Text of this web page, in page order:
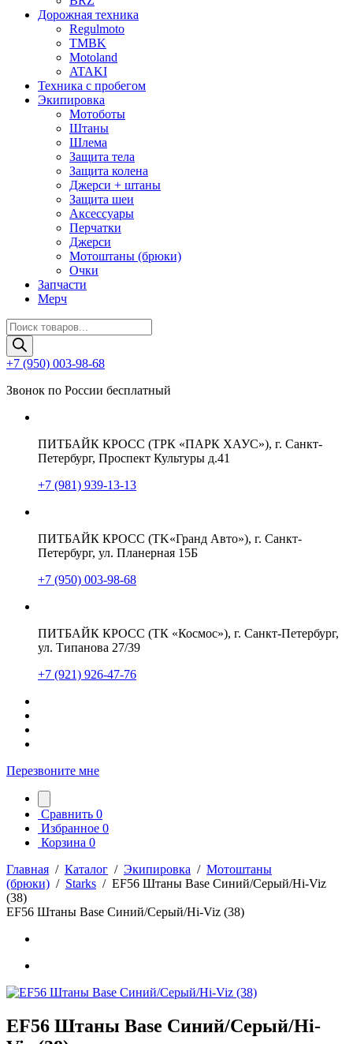
Дорожная техника
Regulmoto
TMBK
Motoland
ATAKI
Техника с пробегом
Экипировка
Мотоботы
Штаны
Шлема
Защита тела
Защита колена
Джерси + штаны
Защита шеи
Аксессуары
Перчатки
Джерси
Мотоштаны (брюки)
Очки
Запчасти
Мерч
Поиск
товаров
+7 (950) 003-98-68
Звонок по России бесплатный
ПИТБАЙК КРОСС (ТРК «ПАРК ХАУС»), г. Санкт-
Петербург, Проспект Культуры д.41
+7 (981) 939-13-13
ПИТБАЙК КРОСС (TK«Гранд Авто»), г. Санкт-
Петербург, ул. Планерная 15Б
+7 (950) 003-98-68
ПИТБАЙК КРОСС (ТК «Космос»), г. Санкт-Петербург,
ул. Типанова 27/39
+7 (921) 926-47-76
Перезвоните мне
Сравнить 0
Избранное 0
Корзина 0
Главная / Каталог / Экипировка / Мотоштаны
(брюки) / Starks / EF56 Штаны Base Синий/Серый/Hi-Viz
(38)
EF56 Штаны Base Синий/Серый/Hi-Viz (38)
EF56 Штаны Base Синий/Серый/Hi-